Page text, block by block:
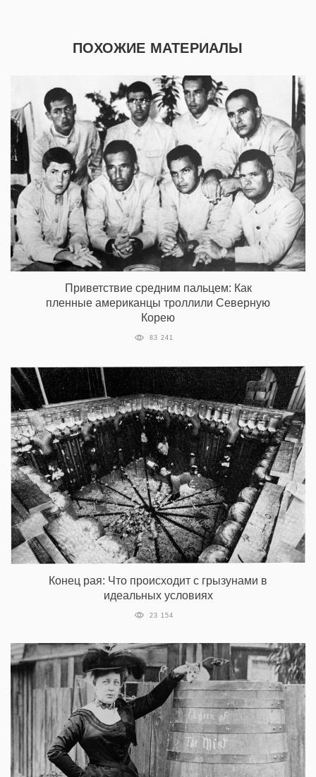
ПОХОЖИЕ МАТЕРИАЛЫ
Приветствие средним пальцем: Как
пленные американцы троллили Северную
Корею
83 241
Конец рая: Что происходит с грызунами в
идеальных условиях
23 154